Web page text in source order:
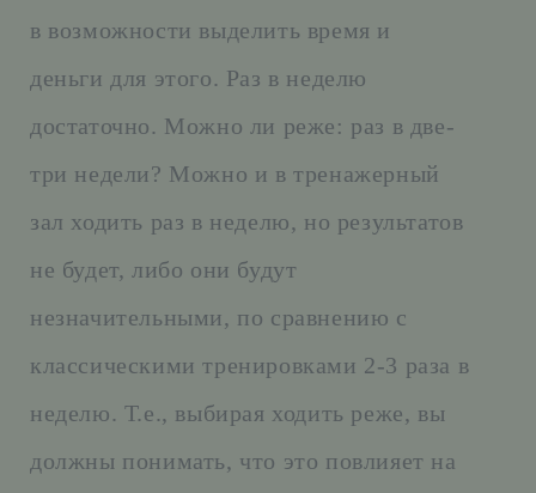
в возможности выделить время и
деньги для этого. Раз в неделю
достаточно. Можно ли реже: раз в две-
три недели? Можно и в тренажерный
зал ходить раз в неделю, но результатов
не будет, либо они будут
незначительными, по сравнению с
классическими тренировками 2-3 раза в
неделю. Т.е., выбирая ходить реже, вы
должны понимать, что это повлияет на